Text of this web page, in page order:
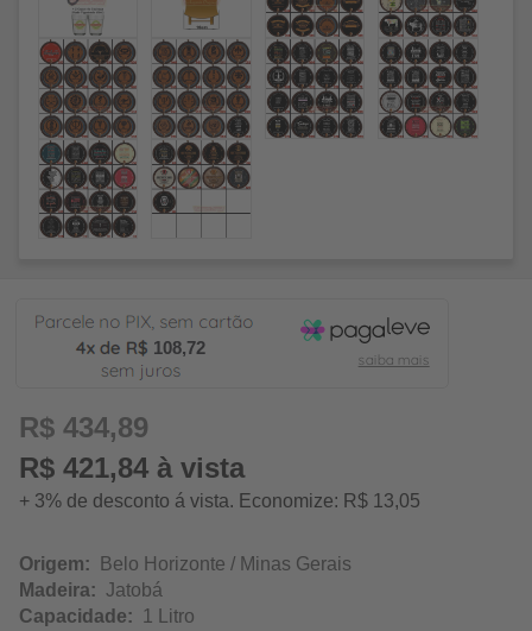
108,72
R$ 434,89
R$ 421,84 à vista
+ 3% de desconto á vista. Economize: R$ 13,05
Origem: Belo Horizonte / Minas Gerais
Madeira: Jatobá
Capacidade: 1 Litro